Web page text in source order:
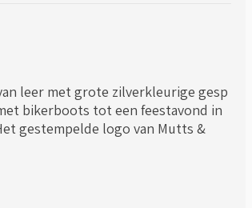
leer met grote zilverkleurige gesp
bikerboots tot een feestavond in
gestempelde logo van Mutts &